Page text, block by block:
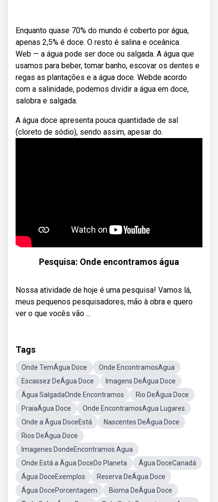
Enquanto quase 70% do mundo é coberto por água,
apenas 2,5% é doce. O resto é salina e oceânica.
Web — a água pode ser doce ou salgada. A água que
usamos para beber, tomar banho, escovar os dentes e
regas as plantações e a água doce. Webde acordo
com a salinidade, podemos dividir a água em doce,
salobra e salgada.
A água doce apresenta pouca quantidade de sal
(cloreto de sódio), sendo assim, apesar do.
Pesquisa: Onde encontramos água
Nossa atividade de hoje é uma pesquisa! Vamos lá,
meus pequenos pesquisadores, mão à obra e quero
ver o que vocês vão ...
Tags
Onde TemÁgua Doce
Onde EncontramosAgua
Escassez DeÁgua Doce
Imagens DeÁgua Doce
Água SalgadaOnde Encontramos
Rio DeÁgua Doce
PraiaÁgua Doce
Onde EncontramosAgua Lugares
Onde a Água DoceEstá
Nascentes DeÁgua Doce
Rios DeÁgua Doce
Imagenes DondeEncontramos Agua
Onde Está a Água DoceDo Planeta
Água DoceCanadá
Água DoceExemplos
Reserva DeÁgua Doce
Água DocePorcentagem
Bioma DeÁgua Doce